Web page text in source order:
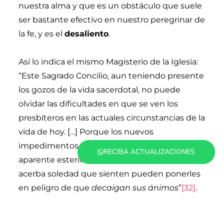
nuestra alma y que es un obstáculo que suele
ser bastante efectivo en nuestro peregrinar de
la fe, y es eldesaliento.
Así lo indica el mismo Magisterio de la Iglesia:
“Este Sagrado Concilio, aun teniendo presente
los gozos de la vida sacerdotal, no puede
olvidar las dificultades en que se ven los
presbíteros en las actuales circunstancias de la
vida de hoy. […] Porque los nuevos
impedimentos que obstaculizan la fe, la
aparente esterilidad del trabajo realizado, y la
acerba soledad que sienten pueden ponerles
en peligro de quedecaigan sus ánimos”[32].
RECIBA ACTUALIZACIONES